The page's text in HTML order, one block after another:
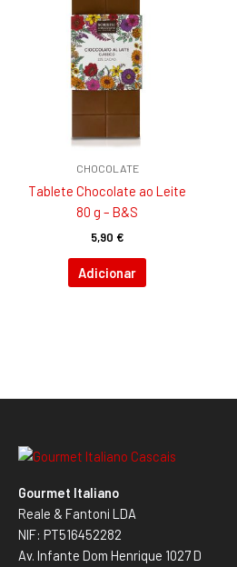
CHOCOLATE
Tablete Chocolate ao Leite
80 g – B&S
5,90 €
Adicionar
Gourmet Italiano
Reale & Fantoni LDA
NIF: PT516452282
Av. Infante Dom Henrique 1027 D